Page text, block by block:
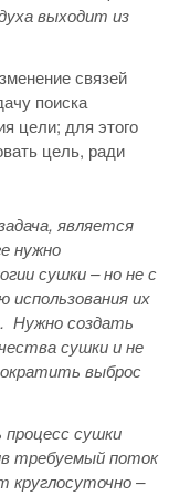
выходит из
связей
поиска
цели; для этого
цель, ради
является
нужно
сушки – но не с
использования их
Нужно создать
сушки и не
выброс
сушки
требуемый поток
круглосуточно –